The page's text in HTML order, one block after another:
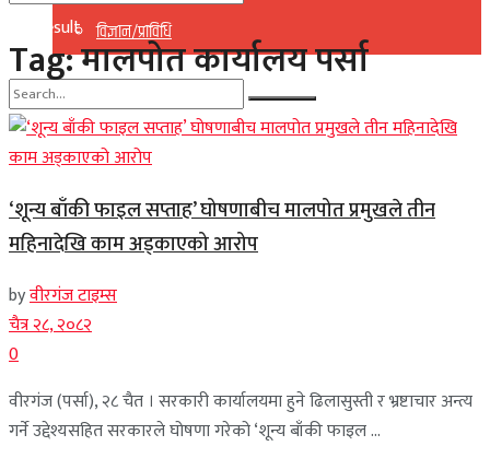
विज्ञान/प्राविधि
No Result
No Result
View All Result
Tag:मालपोत कार्यालय पर्सा
‘शून्य बाँकी फाइल सप्ताह’ घोषणाबीच मालपोत प्रमुखले तीन
महिनादेखि काम अड्काएको आरोप
byवीरगंज टाइम्स
चैत्र २८, २०८२
0
वीरगंज (पर्सा), २८ चैत । सरकारी कार्यालयमा हुने ढिलासुस्ती र भ्रष्टाचार अन्त्य
गर्ने उद्देश्यसहित सरकारले घोषणा गरेको ‘शून्य बाँकी फाइल ...